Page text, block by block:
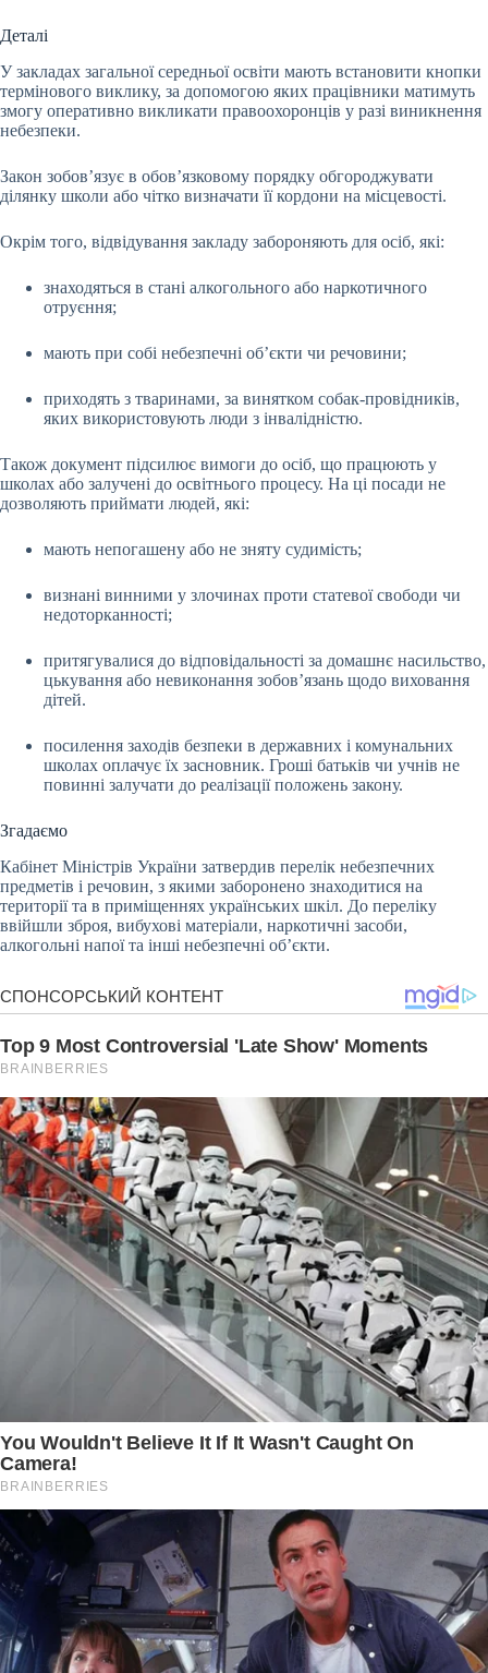
Деталі
У закладах загальної середньої освіти мають встановити кнопки
термінового виклику, за допомогою яких працівники матимуть
змогу оперативно викликати правоохоронців у разі виникнення
небезпеки.
Закон зобов’язує в обов’язковому порядку обгороджувати
ділянку школи або чітко визначати її кордони на місцевості.
Окрім того, відвідування закладу забороняють для осіб, які:
знаходяться в стані алкогольного або наркотичного
отруєння;
мають при собі небезпечні об’єкти чи речовини;
приходять з тваринами, за винятком собак-провідників,
яких використовують люди з інвалідністю.
Також документ підсилює вимоги до осіб, що працюють у
школах або залучені до освітнього процесу. На ці посади не
дозволяють приймати людей, які:
мають непогашену або не зняту судимість;
визнані винними у злочинах проти статевої свободи чи
недоторканності;
притягувалися до відповідальності за домашнє насильство,
цькування або невиконання зобов’язань щодо виховання
дітей.
посилення заходів безпеки в державних і комунальних
школах оплачує їх засновник. Гроші батьків чи учнів не
повинні залучати до реалізації положень закону.
Згадаємо
Кабінет Міністрів України затвердив перелік небезпечних
предметів і речовин, з якими заборонено знаходитися на
території та в приміщеннях українських шкіл. До переліку
ввійшли зброя, вибухові матеріали, наркотичні засоби,
алкогольні напої та інші небезпечні об’єкти.